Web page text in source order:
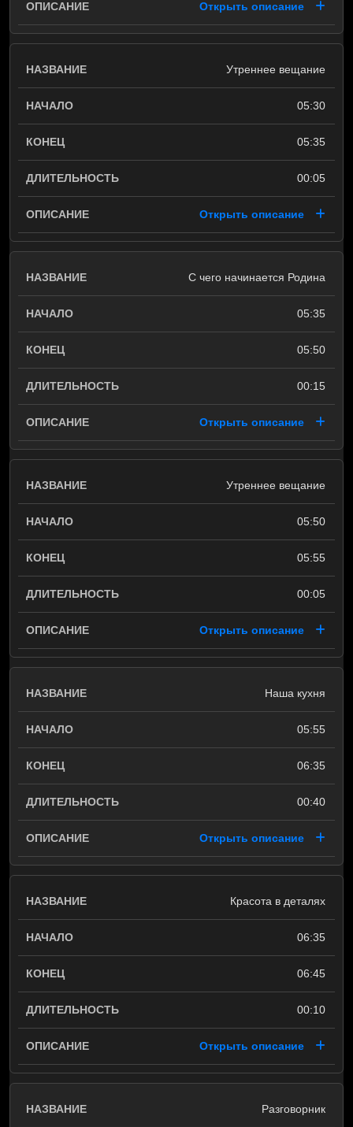
Открыть описание
Утреннее вещание
05:30
05:35
00:05
Открыть описание
С чего начинается Родина
05:35
05:50
00:15
Открыть описание
Утреннее вещание
05:50
05:55
00:05
Открыть описание
Наша кухня
05:55
06:35
00:40
Открыть описание
Красота в деталях
06:35
06:45
00:10
Открыть описание
Разговорник